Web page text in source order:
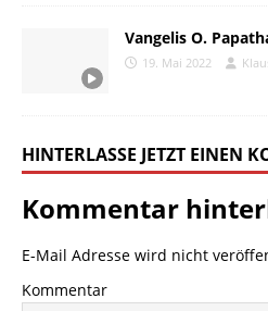
Vangelis O.
19. Mai 2022
HINTERLASSE JETZT EINEN
Kommentar
E-Mail Adresse wird nicht
Kommentar